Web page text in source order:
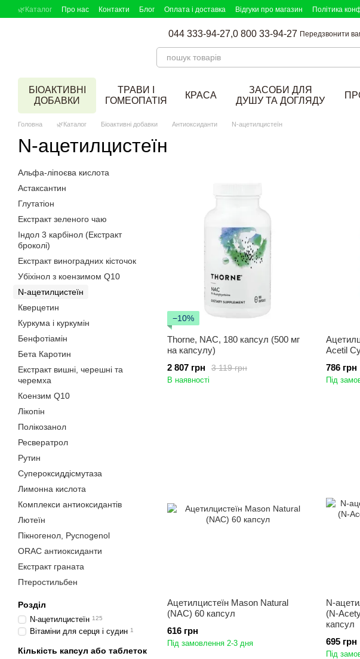
Перейти до основного контенту
🌿Каталог Про нас Контакти Блог Оплата і доставка Відгуки про магазин Політика
044 333-94-27,0 800 33-94-27 Передзвонити
БІОАКТИВНІ
ДОБАВКИ
ТРАВИ І
ГОМЕОПАТІЯ
КРАСА
ЗАСОБИ ДЛЯ
ДУШУ ТА ДОГЛЯДУ
Головна 🌿Каталог Біоактивні добавки Антиоксиданти N-ацетилцистеїн
N-ацетилцистеїн
−10%
Thorne, NAC, 180 капсул (500 мг
на капсулу)
3 119 грн
2 807 грн
В наявності
Acetil
786 грн
Під
Ацетилцистеїн Mason Natural
(NAC) 60 капсул
616 грн
Під замовлення 2-3 дня
N-
(N-
капсул
695 грн
Під
Альфа-ліпоєва кислота
Астаксантин
Глутатіон
Екстракт зеленого чаю
Індол 3 карбінол (Екстракт
броколі)
Екстракт виноградних кісточок
Убіхінол з коензимом Q10
N-ацетилцистеїн
Кверцетин
Куркума і куркумін
Бенфотіамін
Бета Каротин
Екстракт вишні, черешні та
черемха
Коензим Q10
Лікопін
Полікозанол
Ресвератрол
Рутин
Супероксиддісмутаза
Лимонна кислота
Комплекси антиоксидантів
Лютеїн
Пікногенол, Pycnogenol
ORAC антиоксиданти
Екстракт граната
Птеростильбен
Розділ
N-ацетилцистеїн 125
Вітаміни для серця і судин 1
Кількість капсул або таблеток